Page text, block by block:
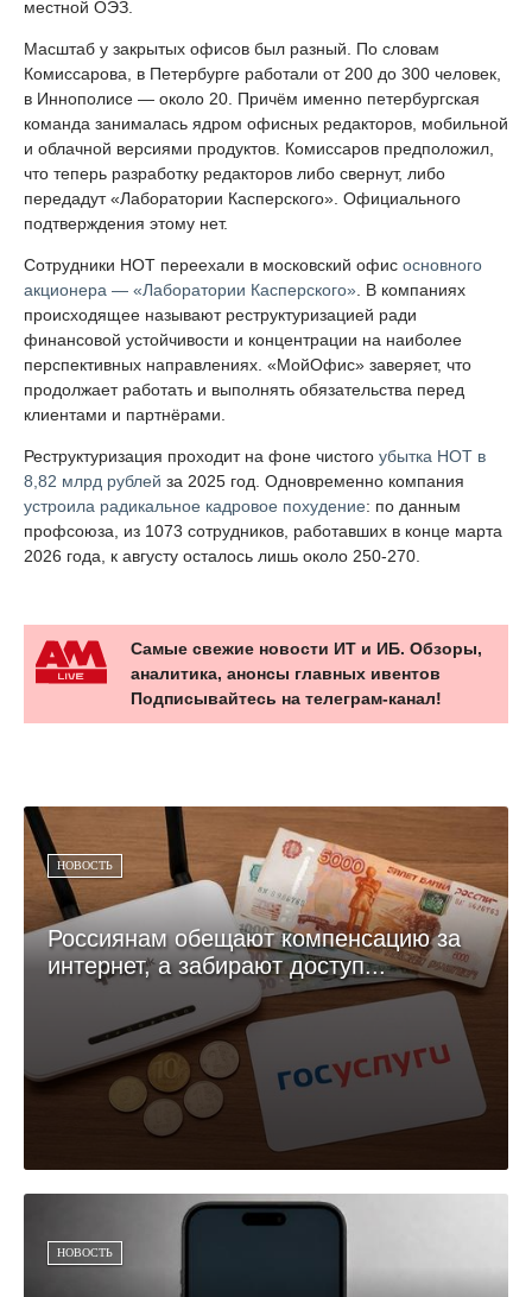
местной ОЭЗ.
Масштаб у закрытых офисов был разный. По словам
Комиссарова, в Петербурге работали от 200 до 300 человек,
в Иннополисе — около 20. Причём именно петербургская
команда занималась ядром офисных редакторов, мобильной
и облачной версиями продуктов. Комиссаров предположил,
что теперь разработку редакторов либо свернут, либо
передадут «Лаборатории Касперского». Официального
подтверждения этому нет.
Сотрудники НОТ переехали в московский офис основного
акционера — «Лаборатории Касперского» . В компаниях
происходящее называют реструктуризацией ради
финансовой устойчивости и концентрации на наиболее
перспективных направлениях. «МойОфис» заверяет, что
продолжает работать и выполнять обязательства перед
клиентами и партнёрами.
Реструктуризация проходит на фоне чистого убытка НОТ в
8,82 млрд рублей за 2025 год. Одновременно компания
устроила радикальное кадровое похудение: по данным
профсоюза, из 1073 сотрудников, работавших в конце марта
2026 года, к августу осталось лишь около 250-270.
Самые свежие новости ИТ и ИБ. Обзоры,
аналитика, анонсы главных ивентов
Подписывайтесь на телеграм-канал!
НОВОСТЬ
Россиянам обещают компенсацию за
интернет, а забирают доступ...
НОВОСТЬ